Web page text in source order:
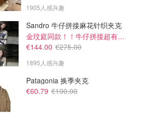
1905人感兴趣
Sandro 牛仔拼接麻花针织夹克
金玟庭同款！！牛仔拼接超有层次感
€144.00 €275.00
1895人感兴趣
Patagonia 换季夹克
€60.79 €190.00